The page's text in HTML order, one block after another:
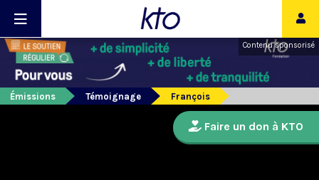
Contenu sponsorisé
Émissions Témoignage François
Faire un don à KTO